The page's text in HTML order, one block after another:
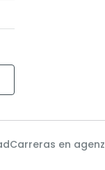
Carreras en agenz